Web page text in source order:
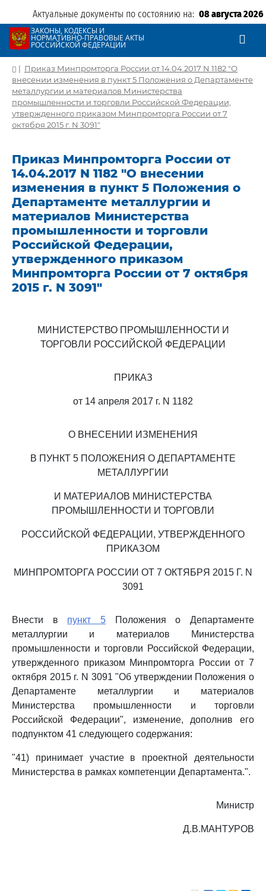
Актуальные документы по состоянию на: 08 августа 2026
ЗАКОНЫ, КОДЕКСЫ И
НОРМАТИВНО-ПРАВОВЫЕ АКТЫ
РОССИЙСКОЙ ФЕДЕРАЦИИ
| Приказ Минпромторга России от 14.04.2017 N 1182 "О
внесении изменения в пункт 5 Положения о Департаменте
металлургии и материалов Министерства
промышленности и торговли Российской Федерации,
утвержденного приказом Минпромторга России от 7
октября 2015 г. N 3091"
Приказ Минпромторга России от
14.04.2017 N 1182 "О внесении
изменения в пункт 5 Положения о
Департаменте металлургии и
материалов Министерства
промышленности и торговли
Российской Федерации,
утвержденного приказом
Минпромторга России от 7 октября
2015 г. N 3091"
МИНИСТЕРСТВО ПРОМЫШЛЕННОСТИ И
ТОРГОВЛИ РОССИЙСКОЙ ФЕДЕРАЦИИ
ПРИКАЗ
от 14 апреля 2017 г. N 1182
О ВНЕСЕНИИ ИЗМЕНЕНИЯ
В ПУНКТ 5 ПОЛОЖЕНИЯ О ДЕПАРТАМЕНТЕ
МЕТАЛЛУРГИИ
И МАТЕРИАЛОВ МИНИСТЕРСТВА
ПРОМЫШЛЕННОСТИ И ТОРГОВЛИ
РОССИЙСКОЙ ФЕДЕРАЦИИ, УТВЕРЖДЕННОГО
ПРИКАЗОМ
МИНПРОМТОРГА РОССИИ ОТ 7 ОКТЯБРЯ 2015 Г. N
3091
Внести в пункт 5 Положения о Департаменте
металлургии и материалов Министерства
промышленности и торговли Российской Федерации,
утвержденного приказом Минпромторга России от 7
октября 2015 г. N 3091 "Об утверждении Положения о
Департаменте металлургии и материалов
Министерства промышленности и торговли
Российской Федерации", изменение, дополнив его
подпунктом 41 следующего содержания:
"41) принимает участие в проектной деятельности
Министерства в рамках компетенции Департамента.".
Министр
Д.В.МАНТУРОВ